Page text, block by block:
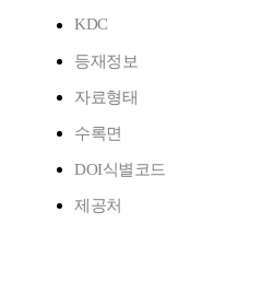
KDC
등재정보
자료형태
수록면
DOI식별코드
제공처